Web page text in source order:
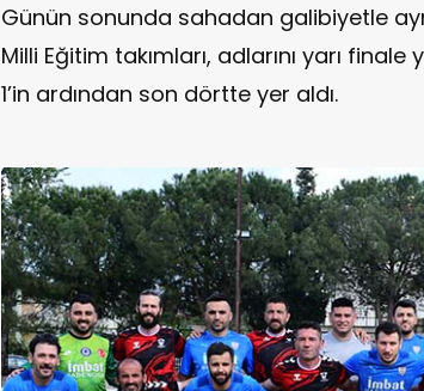
Günün sonunda sahadan galibiyetle
Milli Eğitim takımları, adlarını yarı finale
1’in ardından son dörtte yer aldı.